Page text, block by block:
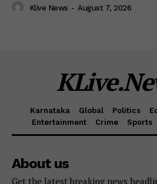
Klive News - August 7, 2026
Karnataka Global Politics
Entertainment
Crime Sports
About us
Get the latest breaking news